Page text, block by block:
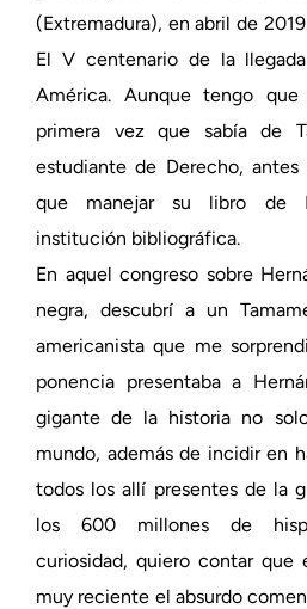
(Extremadura), en abril de
El V centenario de la
América. Aunque tengo
primera vez que sabía de
estudiante de Derecho,
que manejar su libro de
institución bibliográfica.
En aquel congreso sobre
negra, descubrí a un
americanista que me
ponencia presentaba a
gigante de la historia no
mundo, además de incidir en
todos los allí presentes de la
los 600 millones de
curiosidad, quiero contar que
muy reciente el absurdo